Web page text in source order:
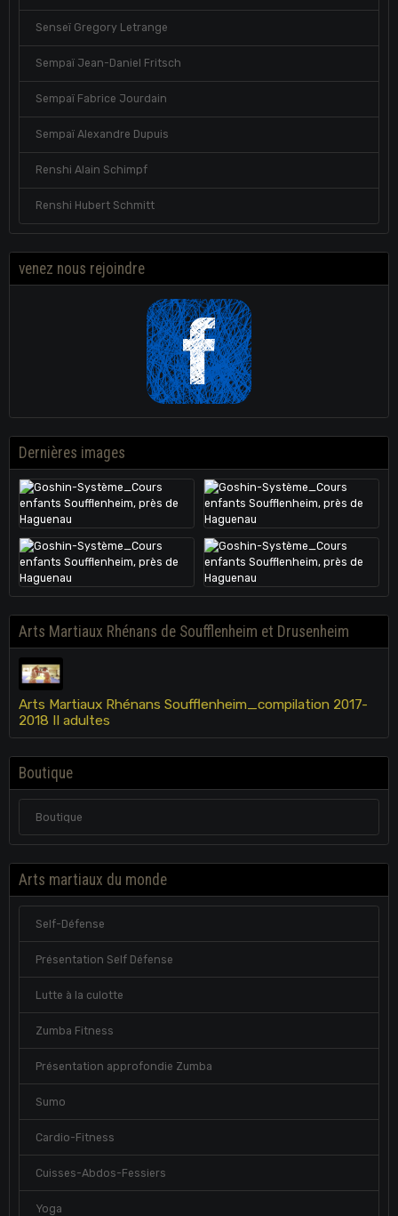
Senseï Gregory Letrange
Sempaï Jean-Daniel Fritsch
Sempaï Fabrice Jourdain
Sempaï Alexandre Dupuis
Renshi Alain Schimpf
Renshi Hubert Schmitt
venez nous rejoindre
Dernières images
Arts Martiaux Rhénans de Soufflenheim et Drusenheim
Arts Martiaux Rhénans Soufflenheim_compilation 2017-
2018 II adultes
Boutique
Boutique
Arts martiaux du monde
Self-Défense
Présentation Self Défense
Lutte à la culotte
Zumba Fitness
Présentation approfondie Zumba
Sumo
Cardio-Fitness
Cuisses-Abdos-Fessiers
Yoga